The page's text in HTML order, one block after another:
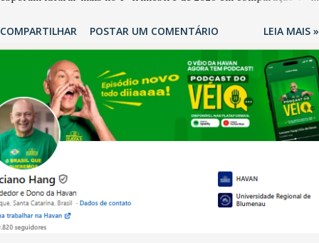
ano, 56% também projetam crescimento (foto Helena Lopes). A
confiança do setor é sustentada principalmente pelo desempenho
recente das empresas, impulsionado pelas confraternizações de
fim de ano e pelo pagamento do 13º Salário para um número maior
de trabalhadores, já que o país tem a menor taxa de desemprego
dos anos recentes. Ainda segundo a Pesquisa, em novembro de
2025, 40% dos bares e restaurantes operaram com lucro e outros
40% registraram equilíbrio financeiro. Já o percentual de
estabelecimentos no prejuízo ficou em 19%, pouco abaixo do
observado no mês anterior. Outros 1% não existiam em novembro.
COMPARTILHAR POSTAR UM COMENTÁRIO LEIA MAIS »